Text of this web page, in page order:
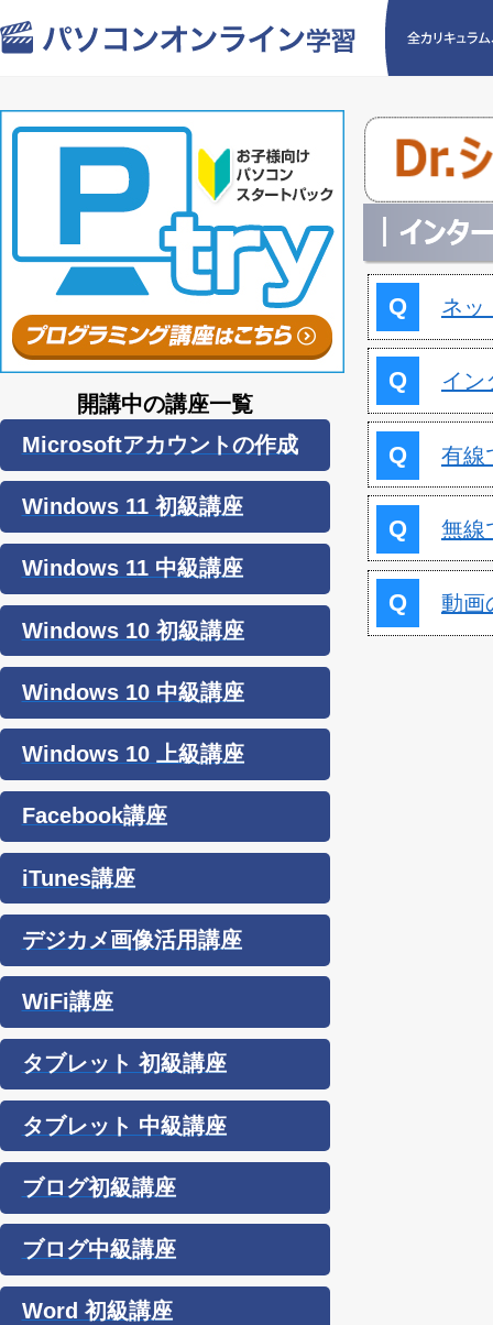
開講中の講座一覧
Microsoftアカウントの作成
Windows 11 初級講座
Windows 11 中級講座
Windows 10 初級講座
Windows 10 中級講座
Windows 10 上級講座
Facebook講座
iTunes講座
デジカメ画像活用講座
WiFi講座
タブレット 初級講座
タブレット 中級講座
ブログ初級講座
ブログ中級講座
Word 初級講座
Q ネッ
Q イン
Q 有線
Q 無線
Q 動画